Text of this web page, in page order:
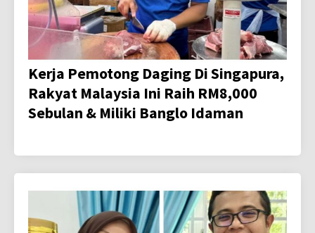
Kerja Pemotong Daging Di Singapura,
Rakyat Malaysia Ini Raih RM8,000
Sebulan & Miliki Banglo Idaman